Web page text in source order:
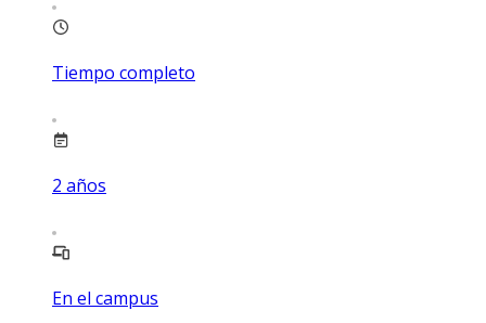
Tiempo completo
2 años
En el campus